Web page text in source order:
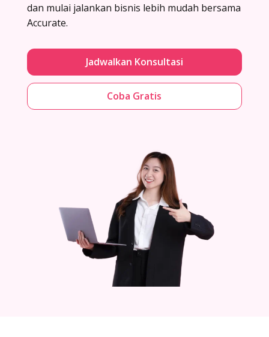
dan mulai jalankan bisnis lebih mudah bersama
Accurate.
Jadwalkan Konsultasi
Coba Gratis